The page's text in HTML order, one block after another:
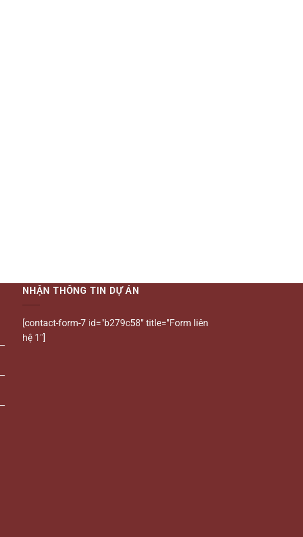
NHẬN THÔNG TIN DỰ ÁN
[contact-form-7 id="b279c58" title="Form liên
hệ 1"]